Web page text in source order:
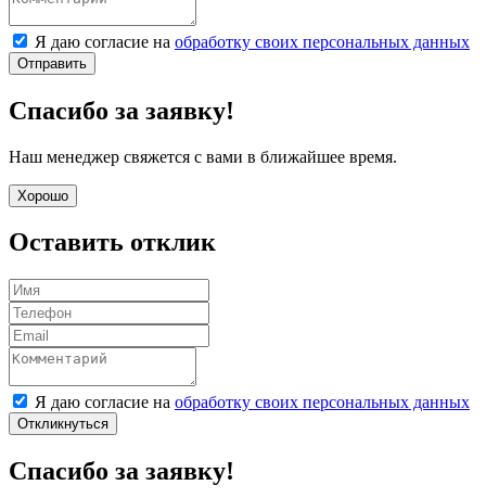
Я даю согласие на обработку своих персональных данных
Отправить
Спасибо за заявку!
Наш менеджер свяжется с вами в ближайшее время.
Хорошо
Оставить отклик
Я даю согласие на обработку своих персональных данных
Откликнуться
Спасибо за заявку!